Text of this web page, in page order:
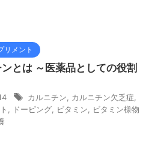
リメント
とは ～医薬品としての役割
カルニチン カルニチン欠乏症
ドーピング ビタミン
ビタミン様物